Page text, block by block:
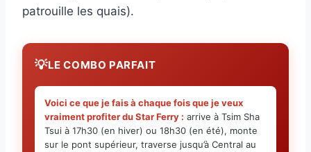
patrouille les quais).
LE COMBO PARFAIT
Voici ce que je fais à chaque fois que je veux
vraiment profiter du Star Ferry : arrive à Tsim Sha
Tsui à 17h30 (en hiver) ou 18h30 (en été), monte
sur le pont supérieur, traverse jusqu’à Central au